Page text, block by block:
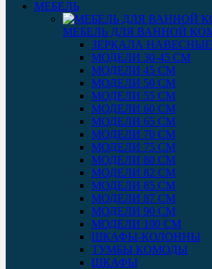
МЕБЕЛЬ
МЕБЕЛЬ ДЛЯ ВАННОЙ
ЗЕРКАЛА НАВЕСНЫЕ
МОДЕЛИ 30-45 СМ
МОДЕЛИ 45 СМ
МОДЕЛИ 50 СМ
МОДЕЛИ 55 СМ
МОДЕЛИ 60 СМ
МОДЕЛИ 65 СМ
МОДЕЛИ 70 СМ
МОДЕЛИ 75 СМ
МОДЕЛИ 80 СМ
МОДЕЛИ 82 СМ
МОДЕЛИ 85 СМ
МОДЕЛИ 87 СМ
МОДЕЛИ 90 СМ
МОДЕЛИ 100 СМ
ШКАФЫ-КОЛОННЫ
ТУМБЫ КОМОДЫ
ШКАФЫ